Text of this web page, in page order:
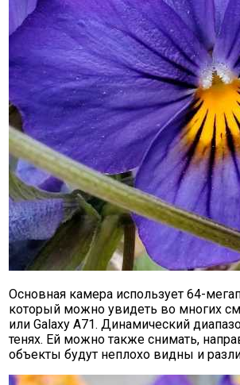
Основная камера использует 64-
который можно увидеть во многих
или Galaxy A71. Динамический
тенях. Ей можно также снимать,
объекты будут неплохо видны и